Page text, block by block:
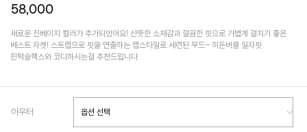
58,000
새로운 진베이지 컬러가 추가되었어요! 산뜻한 소재감과 깔끔한 핏으로 가볍게 걸치기 좋은
베스트 자켓! 스트랩으로 핏을 연출하는 랩스타일로 세련된 무드~ 히든버클 일자핏
핀턱슬랙스와 코디하시는걸 추천드립니다
아우터